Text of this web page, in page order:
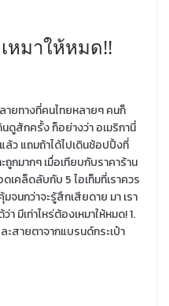
หมาให้หมด!!
ายทางที่คนไทยหลายๆ คนก็
ดูสักครั้ง ก็อย่างว่า อเมริกานี่
ล้ว แถมถ้าได้ไปเดินช้อปปิ้งที่
กมากๆ เมื่อเทียบกับราคาร้าน
เคล็ดลับกับ 5 ไอเท็มที่เราควร
จนกว่าจะรู้สึกเสียดาย มา เรา
มีเท่าไหร่ต้องเหมาให้หมด! 1.
ละสายตาจากแบรนด์กระเป๋า